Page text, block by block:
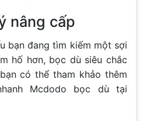
nâng cấp
bạn đang tìm kiếm một sợi
hố hơn, bọc dù siêu chắc
có thể tham khảo thêm
Mcdodo bọc dù tại